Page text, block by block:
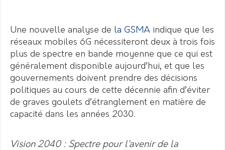
Une nouvelle analyse de la GSMA indique que les
réseaux mobiles 6G nécessiteront deux à trois fois
plus de spectre en bande moyenne que ce qui est
généralement disponible aujourd’hui, et que les
gouvernements doivent prendre des décisions
politiques au cours de cette décennie afin d’éviter
de graves goulets d’étranglement en matière de
capacité dans les années 2030.
Vision 2040 : Spectre pour l’avenir de la